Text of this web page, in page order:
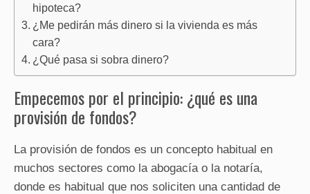
hipoteca?
¿Me pedirán más dinero si la vivienda es más
cara?
¿Qué pasa si sobra dinero?
Empecemos por el principio: ¿qué es una
provisión de fondos?
La provisión de fondos es un concepto habitual en
muchos sectores como la abogacía o la notaría,
donde es habitual que nos soliciten una cantidad de